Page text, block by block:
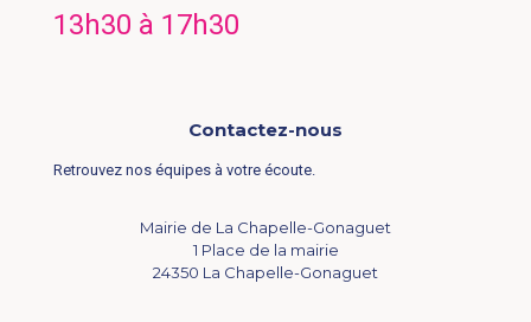
13h30 à 17h30
Contactez-nous
Retrouvez nos équipes à votre écoute.
Mairie de La Chapelle-Gonaguet
1 Place de la mairie
24350 La Chapelle-Gonaguet